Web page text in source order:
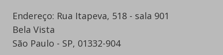
Endereço: Rua Itapeva, 518 - sala 901
Bela Vista
São Paulo - SP, 01332-904